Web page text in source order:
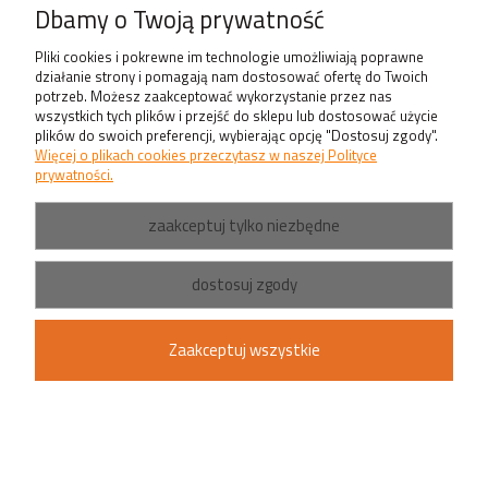
Dbamy o Twoją prywatność
Pliki cookies i pokrewne im technologie umożliwiają poprawne
działanie strony i pomagają nam dostosować ofertę do Twoich
potrzeb. Możesz zaakceptować wykorzystanie przez nas
wszystkich tych plików i przejść do sklepu lub dostosować użycie
plików do swoich preferencji, wybierając opcję "Dostosuj zgody".
Więcej o plikach cookies przeczytasz w naszej Polityce
prywatności.
zaakceptuj tylko niezbędne
dostosuj zgody
Zaakceptuj wszystkie